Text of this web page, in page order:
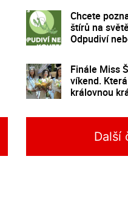
Chcete
štírů na
Odpudiví
Finále Miss
víkend.
královnou
Další